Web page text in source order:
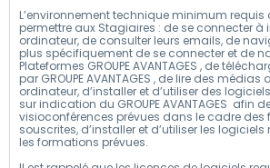
L’environnement technique minimum
permettre aux Stagiaires : de se connecter à
ordinateur, de consulter leurs emails, de
plus spécifiquement de se connecter et de
Plateformes GROUPE AVANTAGES , de
par GROUPE AVANTAGES , de lire des
ordinateur, d’installer et d’utiliser des
sur indication du GROUPE AVANTAGES afin
visioconférences prévues dans le cadre des
souscrites, d’installer et d’utiliser les
les formations prévues.